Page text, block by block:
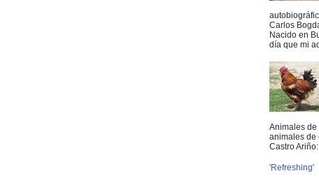
Carlos
Nacido en
día que mi
Animales de
animales de
Castro Ariño:
'Refreshing'